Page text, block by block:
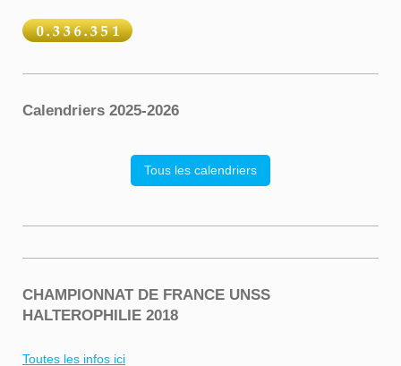
Calendriers 2025-2026
Tous les calendriers
CHAMPIONNAT DE FRANCE UNSS
HALTEROPHILIE 2018
Toutes les infos ici